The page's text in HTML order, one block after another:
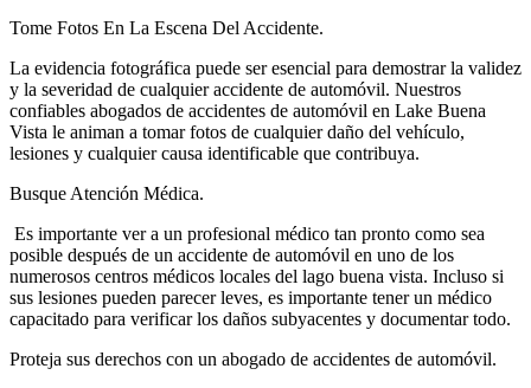
Tome Fotos En La Escena Del Accidente.
La evidencia fotográfica puede ser esencial para demostrar la validez
y la severidad de cualquier accidente de automóvil. Nuestros
confiables abogados de accidentes de automóvil en Lake Buena
Vista le animan a tomar fotos de cualquier daño del vehículo,
lesiones y cualquier causa identificable que contribuya.
Busque Atención Médica.
Es importante ver a un profesional médico tan pronto como sea
posible después de un accidente de automóvil en uno de los
numerosos centros médicos locales del lago buena vista. Incluso si
sus lesiones pueden parecer leves, es importante tener un médico
capacitado para verificar los daños subyacentes y documentar todo.
Proteja sus derechos con un abogado de accidentes de automóvil.